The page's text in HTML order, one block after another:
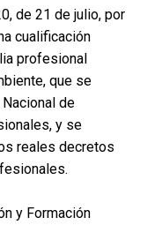
de 21 de julio, por
cualificación
profesional
que se
de
y se
reales decretos
y Formación